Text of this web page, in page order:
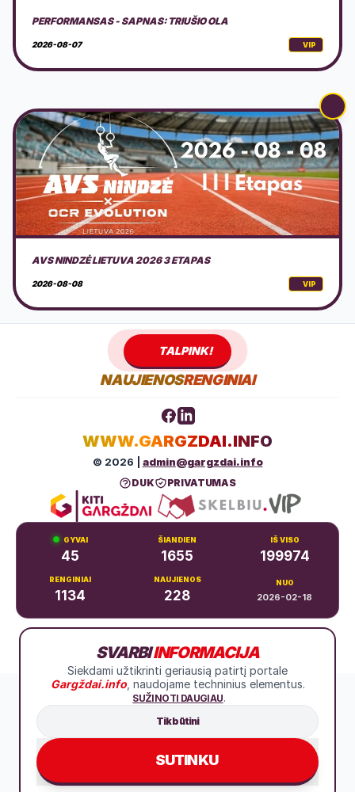
AVS NINDZĖ LIETUVA 2026 3 ETAPAS
2026-08-08 VIP
DOVILŲ KURORTO ŠVENTĖ 2026 + PROGRAMA
2026-08-08 VIP
TALPINK!
NAUJIENOSRENGINIAI
WWW.GARGZDAI.INFO
© 2026 | admin@gargzdai.info
DUK PRIVATUMAS
GYVAI
45
ŠIANDIEN
1655
IŠ VISO
199974
RENGINIAI
1134
NAUJIENOS
228
NUO
2026-02-18
+370 683 99766
SVARBIINFORMACIJA
Siekdami užtikrinti geriausią patirtį portale
Gargždai.info, naudojame techninius elementus.
SUŽINOTI DAUGIAU.
Tik būtini
SUTINKU